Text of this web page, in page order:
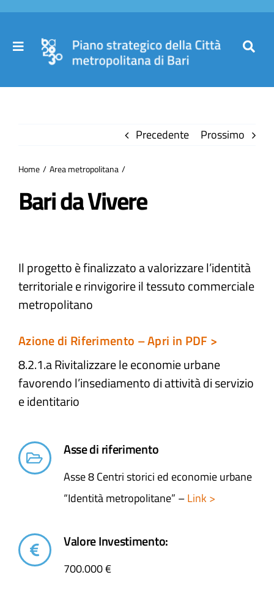
Salta
contenuto
Toggle
Comuni
Atti e Docunenti
Notizie
Progetti
Precedente Prossimo
Home Area metropolitana
Bari da Vivere
Il progetto è finalizzato a valorizzare l’identità
territoriale e rinvigorire il tessuto commerciale
metropolitano
Azione di Riferimento – Apri in PDF >
8.2.1.a Rivitalizzare le economie urbane
favorendo l’insediamento di attività di servizio
e identitario
Asse di riferimento
Asse 8 Centri storici ed economie urbane
“Identità metropolitane” –Link >
Valore Investimento:
700.000 €